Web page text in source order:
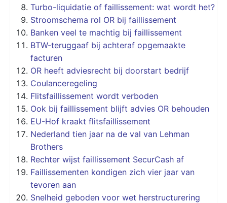
Turbo-liquidatie of faillissement: wat wordt het?
Stroomschema rol OR bij faillissement
Banken veel te machtig bij faillissement
BTW-teruggaaf bij achteraf opgemaakte
facturen
OR heeft adviesrecht bij doorstart bedrijf
Coulanceregeling
Flitsfaillissement wordt verboden
Ook bij faillissement blijft advies OR behouden
EU-Hof kraakt flitsfaillissement
Nederland tien jaar na de val van Lehman
Brothers
Rechter wijst faillissement SecurCash af
Faillissementen kondigen zich vier jaar van
tevoren aan
Snelheid geboden voor wet herstructurering